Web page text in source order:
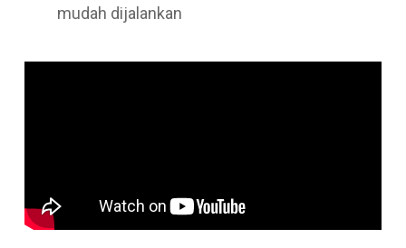
mudah dijalankan